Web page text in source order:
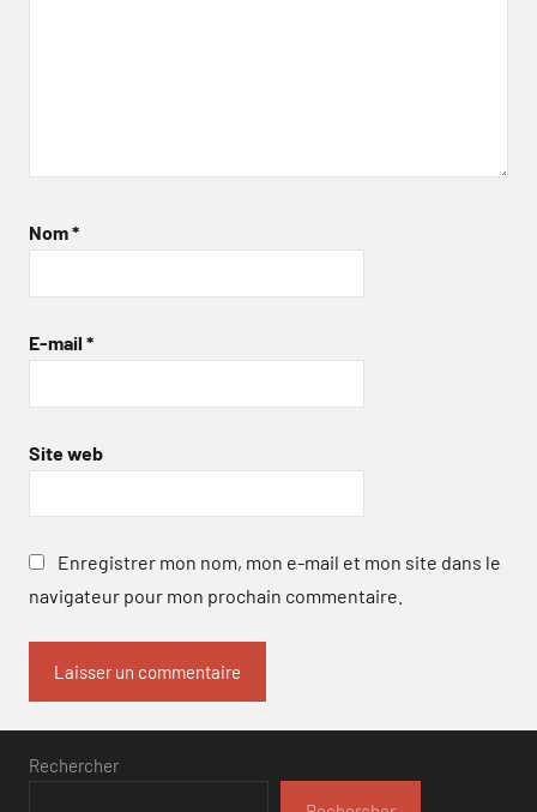
Nom*
E-mail *
Site web
Enregistrer mon nom, mon e-mail et mon site dans le
navigateur pour mon prochain commentaire.
Rechercher